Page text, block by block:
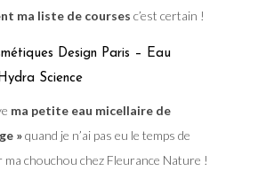
ma liste de courses c’est certain !
Design Paris – Eau
Science
ma petite eau micellaire de
»quand je n’ai pas eu le temps de
ma chouchou chez Fleurance Nature !